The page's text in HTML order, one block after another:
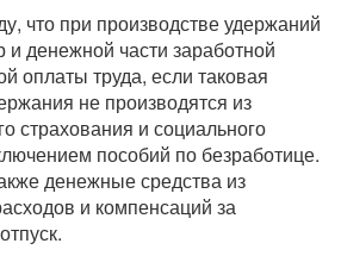
что при производстве удержаний
и денежной части заработной
оплаты труда, если таковая
не производятся из
страхования и социального
пособий по безработице.
денежные средства из
и компенсаций за